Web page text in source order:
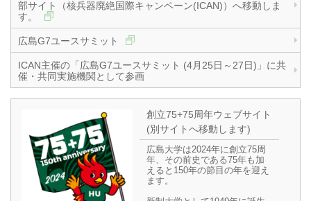
部サイト（核兵器廃絶国際キャンペーン(ICAN)）へ移動しま
す。
広島G7ユースサミット
ICAN主催の「広島G7ユースサミット (4月25日～27日)」に共
催・共同実施機関として参画
創立75+75周年ウェブサイト
(別サイトへ移動します)
広島大学は2024年に創立75周
年、その前史である75年も加
えると150年の節目の年を迎え
ます。